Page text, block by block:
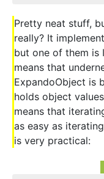
Pretty neat stuff,
really? It
but one of them is
means that
ExpandoObject is
holds object
means that
as easy as
is very practical: